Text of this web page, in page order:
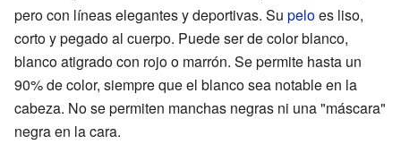
pero con líneas elegantes y deportivas. Su peloes liso,
corto y pegado al cuerpo. Puede ser de color blanco,
blanco atigrado con rojo o marrón. Se permite hasta un
90% de color, siempre que el blanco sea notable en la
cabeza. No se permiten manchas negras ni una "máscara"
negra en la cara.